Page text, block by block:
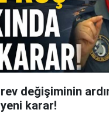
değişiminin
karar!